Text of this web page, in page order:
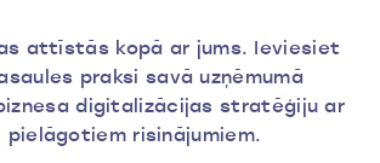
attīstās kopā ar jums. Ieviesiet
praksi savā uzņēmumā
digitalizācijas stratēģiju ar
pielāgotiem risinājumiem.